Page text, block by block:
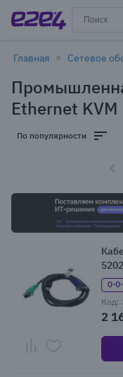
Главная Сетевое
Ethernet
консоли в
По популярности
Код:
2